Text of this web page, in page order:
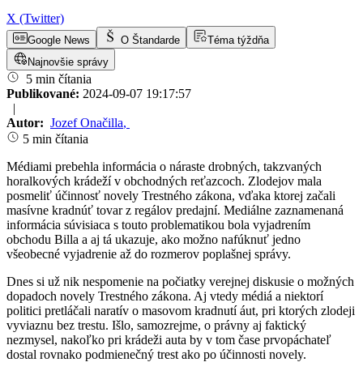
X (Twitter)
Google News O Štandarde
Téma týždňa
Najnovšie správy
5 min čítania
Publikované: 2024-09-07 19:17:57
|
Autor: Jozef Onačilla,
5 min čítania
Médiami prebehla informácia o náraste drobných, takzvaných
horalkových krádeží v obchodných reťazcoch. Zlodejov mala
posmeliť účinnosť novely Trestného zákona, vďaka ktorej začali
masívne kradnúť tovar z regálov predajní. Mediálne zaznamenaná
informácia súvisiaca s touto problematikou bola vyjadrením
obchodu Billa a aj tá ukazuje, ako možno nafúknuť jedno
všeobecné vyjadrenie až do rozmerov poplašnej správy.
Dnes si už nik nespomenie na počiatky verejnej diskusie o možných
dopadoch novely Trestného zákona. Aj vtedy médiá a niektorí
politici pretláčali naratív o masovom kradnutí áut, pri ktorých zlodeji
vyviaznu bez trestu. Išlo, samozrejme, o právny aj faktický
nezmysel, nakoľko pri krádeži auta by v tom čase prvopáchateľ
dostal rovnako podmienečný trest ako po účinnosti novely.